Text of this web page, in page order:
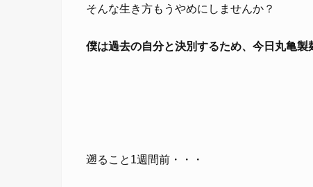
そんな生き方もうやめにしませんか？
僕は過去の自分と決別するため、今日丸亀製
遡ること1週間前・・・